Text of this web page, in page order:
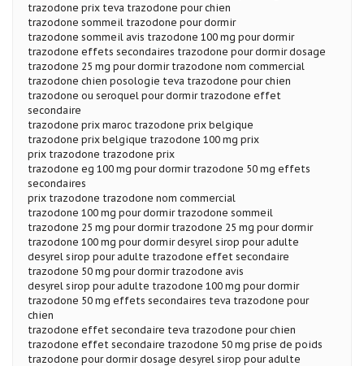
trazodone prix teva trazodone pour chien
trazodone sommeil trazodone pour dormir
trazodone sommeil avis trazodone 100 mg pour dormir
trazodone effets secondaires trazodone pour dormir dosage
trazodone 25 mg pour dormir trazodone nom commercial
trazodone chien posologie teva trazodone pour chien
trazodone ou seroquel pour dormir trazodone effet
secondaire
trazodone prix maroc trazodone prix belgique
trazodone prix belgique trazodone 100 mg prix
prix trazodone trazodone prix
trazodone eg 100 mg pour dormir trazodone 50 mg effets
secondaires
prix trazodone trazodone nom commercial
trazodone 100 mg pour dormir trazodone sommeil
trazodone 25 mg pour dormir trazodone 25 mg pour dormir
trazodone 100 mg pour dormir desyrel sirop pour adulte
desyrel sirop pour adulte trazodone effet secondaire
trazodone 50 mg pour dormir trazodone avis
desyrel sirop pour adulte trazodone 100 mg pour dormir
trazodone 50 mg effets secondaires teva trazodone pour
chien
trazodone effet secondaire teva trazodone pour chien
trazodone effet secondaire trazodone 50 mg prise de poids
trazodone pour dormir dosage desyrel sirop pour adulte